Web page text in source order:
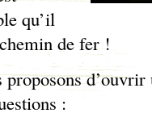
qu’il
de fer !
d’ouvrir un
: